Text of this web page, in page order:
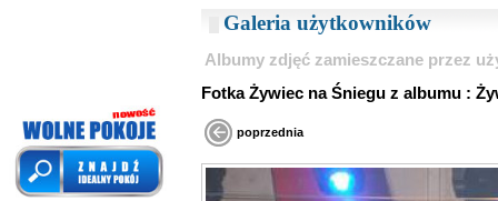
Galeria użytkowników
Albumy zdjęć zamieszczane przez
Fotka Żywiec na Śniegu z albumu :
poprzednia